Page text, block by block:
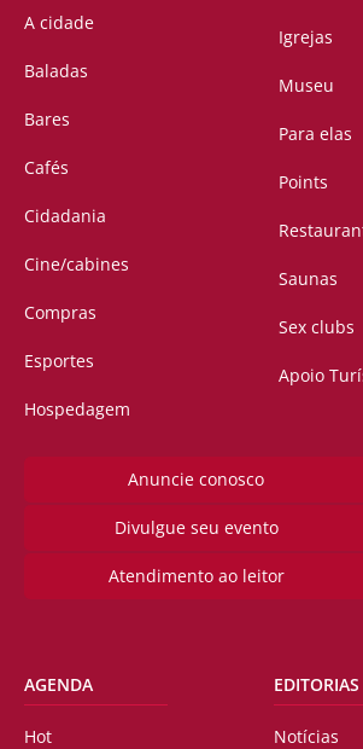
A cidade
Baladas
Bares
Cafés
Cidadania
Cine/cabines
Compras
Esportes
Hospedagem
Igrejas
Museu
Para elas
Points
Saunas
Sex clubs
Apoio
Anuncie conosco
Divulgue seu evento
Atendimento ao leitor
AGENDA
Hot
EDITORIAS
Notícias